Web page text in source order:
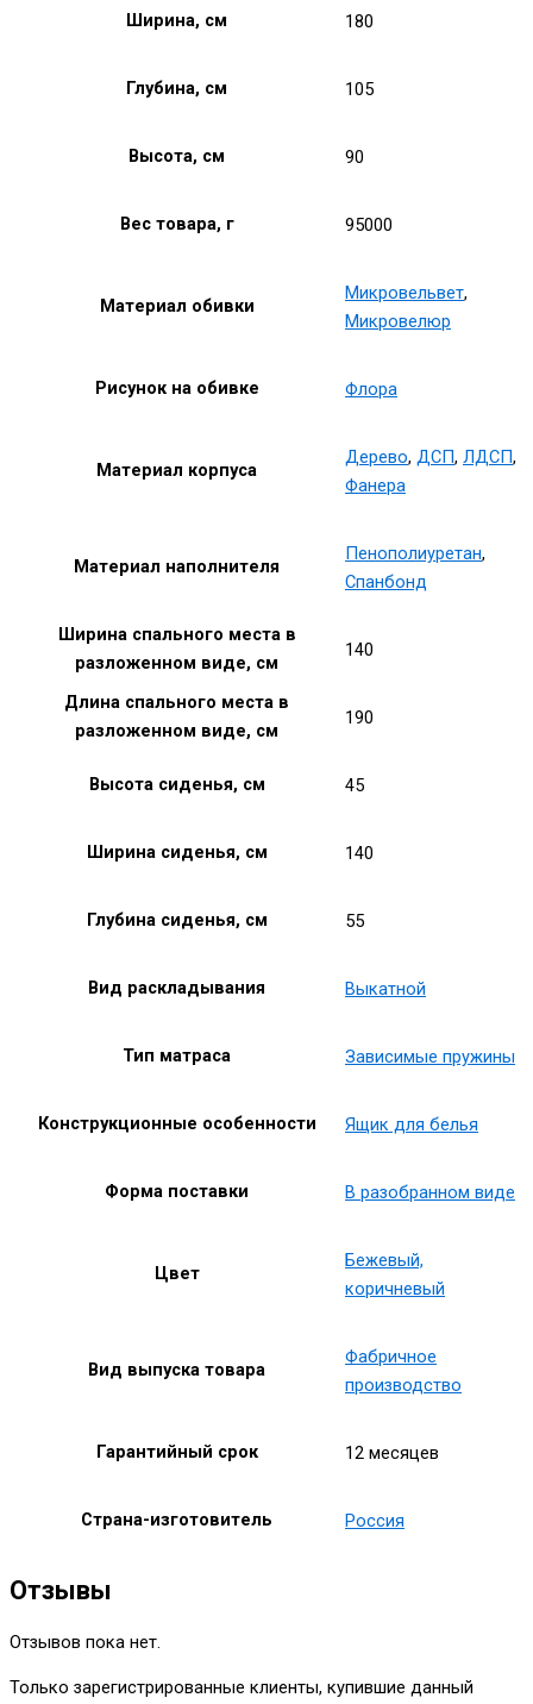
Ширина, см 180
Глубина, см 105
Высота, см 90
Вес товара, г 95000
Материал обивки
Микровельвет,
Микровелюр
Рисунок на обивке Флора
Материал корпуса
Дерево, ДСП, ЛДСП,
Фанера
Материал наполнителя
Пенополиуретан,
Спанбонд
Ширина спального места в
разложенном виде, см
140
Длина спального места в
разложенном виде, см
190
Высота сиденья, см 45
Ширина сиденья, см 140
Глубина сиденья, см 55
Вид раскладывания Выкатной
Тип матраса Зависимые пружины
Конструкционные особенности Ящик для белья
Форма поставки В разобранном виде
Цвет
Бежевый,
коричневый
Вид выпуска товара
Фабричное
производство
Гарантийный срок 12 месяцев
Страна-изготовитель Россия
Отзывы
Отзывов пока нет.
Только зарегистрированные клиенты, купившие данный